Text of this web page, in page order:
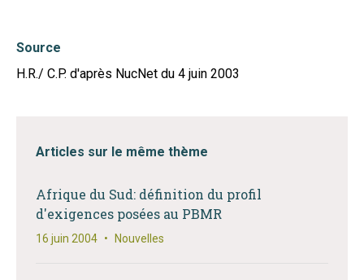
Source
H.R./ C.P. d'après NucNet du 4 juin 2003
Articles sur le même thème
Afrique du Sud: définition du profil
d'exigences posées au PBMR
16 juin 2004 • Nouvelles